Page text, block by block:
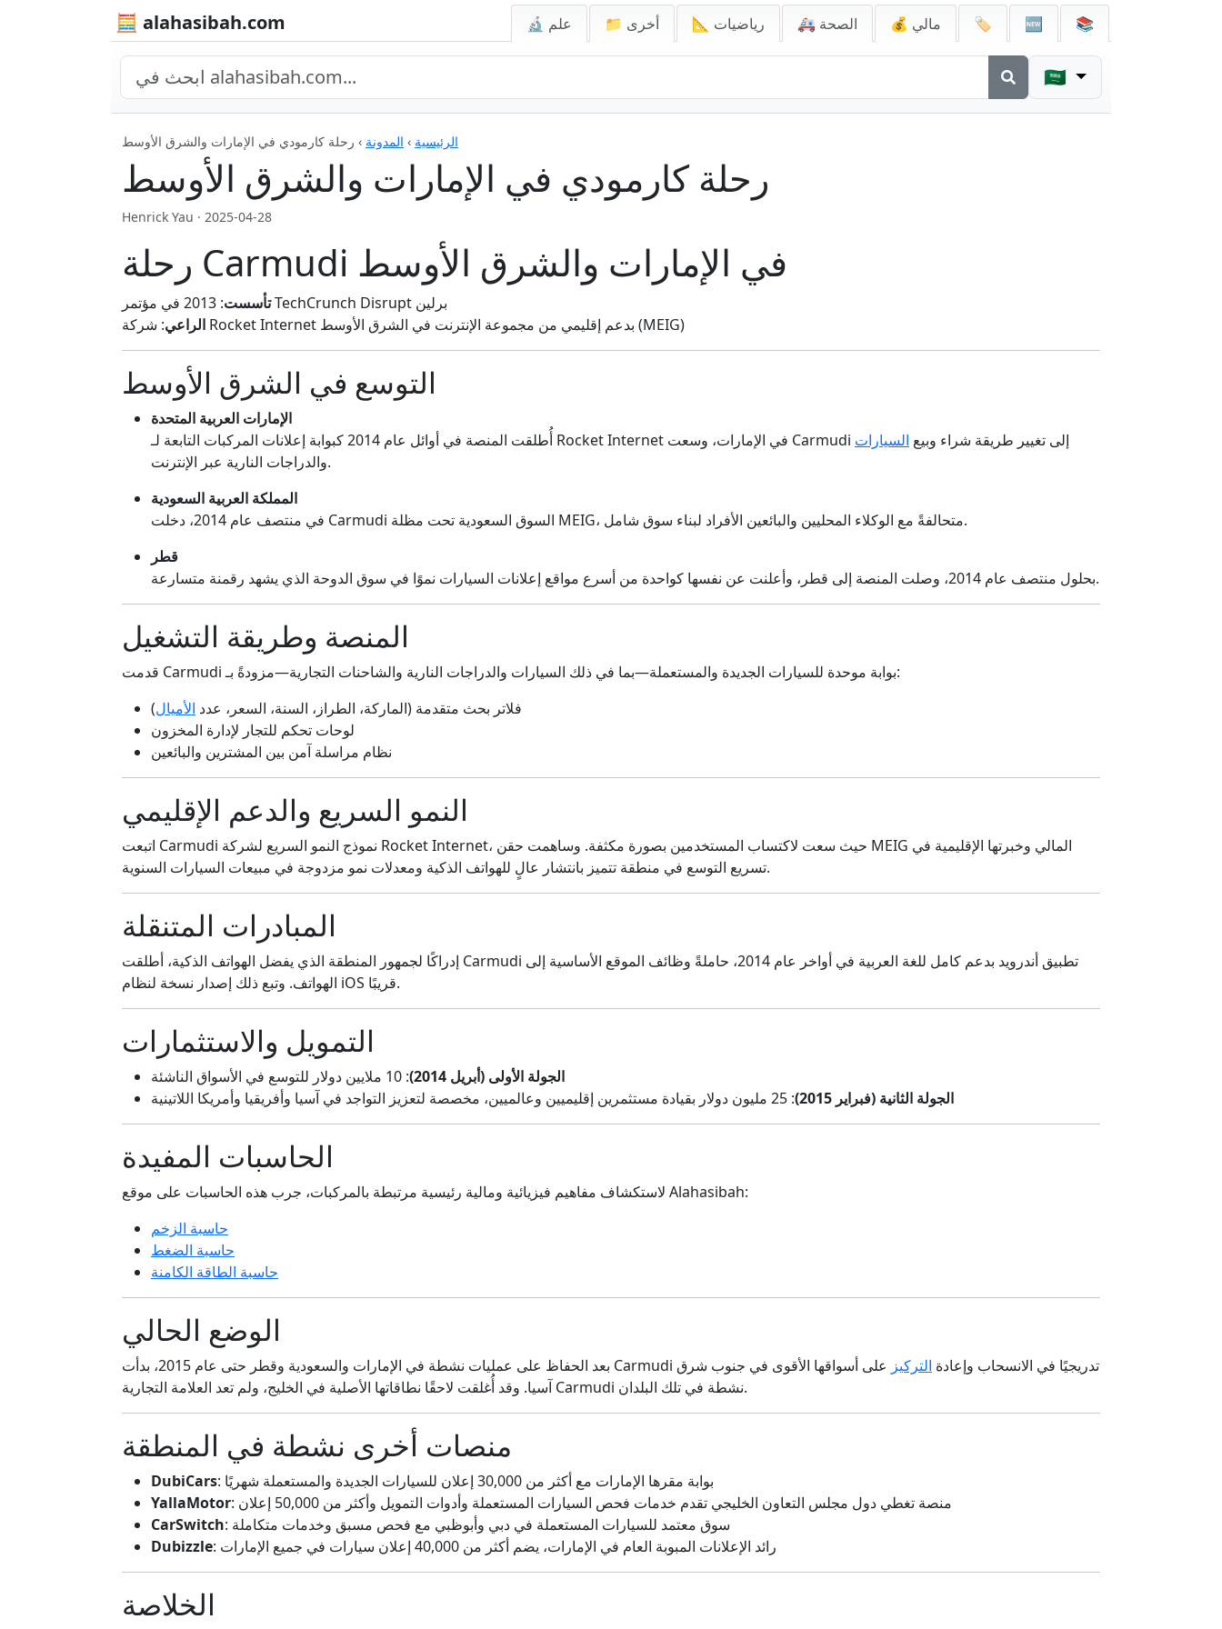
🧮 alahasibah.com 🔬 علم 📁 أخرى 📐 رياضيات 🚑 الصحة 💰 مالي 🏷️ 🆕 📚
🇸🇦
الرئيسية › المدونة › رحلة كارمودي في الإمارات والشرق الأوسط
رحلة كارمودي في الإمارات والشرق الأوسط
Henrick Yau · 2025-04-28
رحلة Carmudi في الإمارات والشرق الأوسط
تأسست
: 2013 في مؤتمر TechCrunch Disrupt برلين
الراعي
: شركة Rocket Internet بدعم إقليمي من مجموعة الإنترنت في الشرق الأوسط (MEIG)
التوسع في الشرق الأوسط
الإمارات العربية المتحدة
أُطلقت المنصة في أوائل عام 2014 كبوابة إعلانات المركبات التابعة لـ Rocket Internet في الإمارات، وسعت Carmudi إلى تغيير طريقة شراء وبيع السيارات
والدراجات النارية عبر الإنترنت.
المملكة العربية السعودية
في منتصف عام 2014، دخلت Carmudi السوق السعودية تحت مظلة MEIG، متحالفةً مع الوكلاء المحليين والبائعين الأفراد لبناء سوق شامل.
قطر
بحلول منتصف عام 2014، وصلت المنصة إلى قطر، وأعلنت عن نفسها كواحدة من أسرع مواقع إعلانات السيارات نموًا في سوق الدوحة الذي يشهد رقمنة متسارعة.
المنصة وطريقة التشغيل
قدمت Carmudi بوابة موحدة للسيارات الجديدة والمستعملة—بما في ذلك السيارات والدراجات النارية والشاحنات التجارية—مزودةً بـ:
فلاتر بحث متقدمة (الماركة، الطراز، السنة، السعر، عدد الأميال)
لوحات تحكم للتجار لإدارة المخزون
نظام مراسلة آمن بين المشترين والبائعين
النمو السريع والدعم الإقليمي
اتبعت Carmudi نموذج النمو السريع لشركة Rocket Internet، حيث سعت لاكتساب المستخدمين بصورة مكثفة. وساهمت حقن MEIG المالي وخبرتها الإقليمية في
تسريع التوسع في منطقة تتميز بانتشار عالٍ للهواتف الذكية ومعدلات نمو مزدوجة في مبيعات السيارات السنوية.
المبادرات المتنقلة
إدراكًا لجمهور المنطقة الذي يفضل الهواتف الذكية، أطلقت Carmudi تطبيق أندرويد بدعم كامل للغة العربية في أواخر عام 2014، حاملةً وظائف الموقع الأساسية إلى
الهواتف. وتبع ذلك إصدار نسخة لنظام iOS قريبًا.
التمويل والاستثمارات
الجولة الأولى (أبريل 2014)
: 10 ملايين دولار للتوسع في الأسواق الناشئة
الجولة الثانية (فبراير 2015)
: 25 مليون دولار بقيادة مستثمرين إقليميين وعالميين، مخصصة لتعزيز التواجد في آسيا وأفريقيا وأمريكا اللاتينية
الحاسبات المفيدة
لاستكشاف مفاهيم فيزيائية ومالية رئيسية مرتبطة بالمركبات، جرب هذه الحاسبات على موقع Alahasibah:
حاسبة الزخم
حاسبة الضغط
حاسبة الطاقة الكامنة
الوضع الحالي
بعد الحفاظ على عمليات نشطة في الإمارات والسعودية وقطر حتى عام 2015، بدأت Carmudi تدريجيًا في الانسحاب وإعادة التركيز على أسواقها الأقوى في جنوب شرق
آسيا. وقد أُغلقت لاحقًا نطاقاتها الأصلية في الخليج، ولم تعد العلامة التجارية Carmudi نشطة في تلك البلدان.
منصات أخرى نشطة في المنطقة
DubiCars
: بوابة مقرها الإمارات مع أكثر من 30,000 إعلان للسيارات الجديدة والمستعملة شهريًا
YallaMotor
: منصة تغطي دول مجلس التعاون الخليجي تقدم خدمات فحص السيارات المستعملة وأدوات التمويل وأكثر من 50,000 إعلان
CarSwitch : سوق معتمد للسيارات المستعملة في دبي وأبوظبي مع فحص مسبق وخدمات متكاملة
Dubizzle
: رائد الإعلانات المبوبة العام في الإمارات، يضم أكثر من 40,000 إعلان سيارات في جميع الإمارات
الخلاصة